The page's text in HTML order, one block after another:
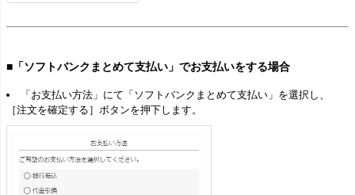
■「ソフトバンクまとめて支払い」でお支払いをする場合
「お支払い方法」にて「ソフトバンクまとめて支払い」を選択し、
［注文を確定する］ボタンを押下します。